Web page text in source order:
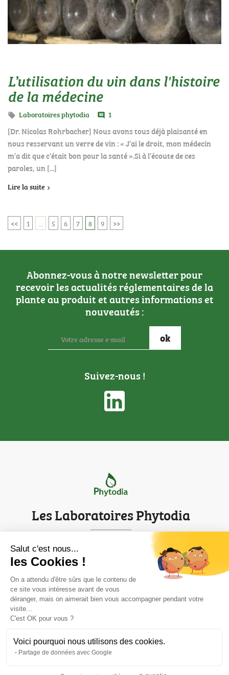
L’utilisation du vin dans l'histoire
de la médecine
 Laboratoires phytodia comment 1
[Dr. Nicolas Rohrbacher] Nous avons tous déjà plaisanté en
nous resservant un verre de vin : « J’ai le droit, mon médecin
m’a dit que c’était bon pour la santé ».Si à l’écoute de ces
paroles, un [...]
Lire la suite
<< 1 5 6 7 8 9 >>
Abonnez-vous à notre newsletter pour
recevoir les actualités réglementaires de la
plante au produit et autres informations et
nouveautés :
Suivez-nous !
Les Laboratoires Phytodia
Parc d'innovation de Strasbourg
Mentions légales
Contact
Informations
Travaillez avec les experts des plantes
Salut c'est nous...
les Cookies !
On a attendu d'être sûrs que le contenu de
ce site vous intéresse avant de vous
déranger, mais on aimerait bien vous accompagner pendant votre
visite...
C'est OK pour vous ?
Voici pourquoi nous utilisons des cookies.
Partage de données avec Google